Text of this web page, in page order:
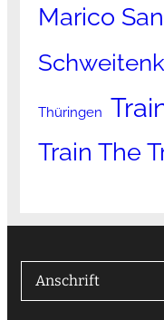
Marico San
Thüringen
Train The
Anschrift